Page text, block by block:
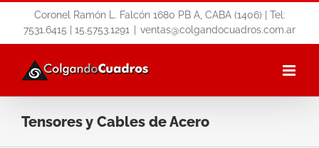
content
Coronel Ramón L. Falcón 1680 PB A, CABA (1406) | Tel:
7531.6415 | 15.5753.1291
ventas@colgandocuadros.com.ar
Tensores y Cables de Acero